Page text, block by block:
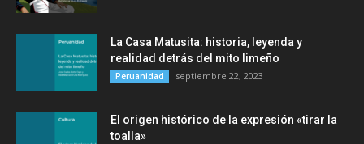
La Casa Matusita: historia, leyenda y
realidad detrás del mito limeño
Peruanidad septiembre 22, 2023
El origen histórico de la expresión «tirar la
toalla»